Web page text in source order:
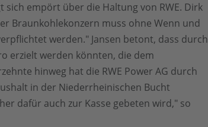
empört über die Haltung von RWE. Dirk
Braunkohlekonzern muss ohne Wenn und
werden." Jansen betont, dass durch
erzielt werden könnten, die dem
hinweg hat die RWE Power AG durch
in der Niederrheinischen Bucht
dafür auch zur Kasse gebeten wird," so